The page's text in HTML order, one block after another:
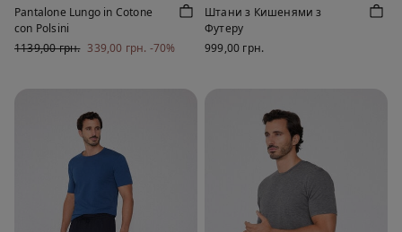
Pantalone Lungo in Cotone
con Polsini
1139,00 грн. 339,00 грн. -70%
Штани з Кишенями з
Футеру
999,00 грн.